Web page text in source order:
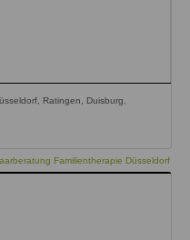
Ratingen, Duisburg,
Familientherapie Düsseldorf